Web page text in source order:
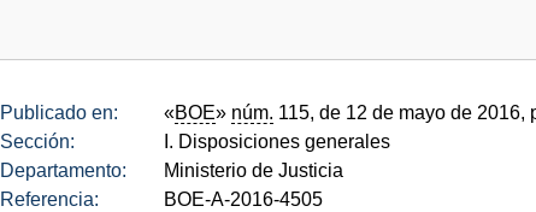
Publicado en: «BOE» núm. 115, de 12 de mayo de 2016,
Sección:
I. Disposiciones generales
Departamento:
Ministerio de Justicia
Referencia:
BOE-A-2016-4505